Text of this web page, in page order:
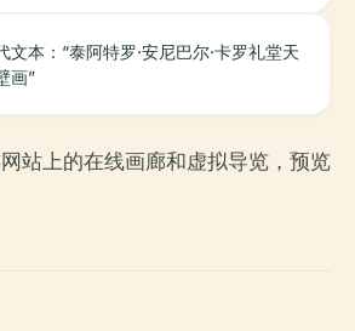
文本：“泰阿特罗·安尼巴尔·卡罗礼堂天
画”
站上的在线画廊和虚拟导览，预览